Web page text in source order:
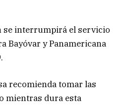
se interrumpirá el servicio
Bayóvar y Panamericana
recomienda tomar las
mientras dura esta